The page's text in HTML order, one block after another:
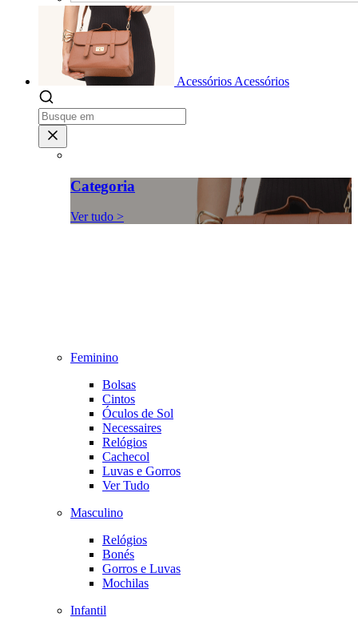
Acessórios Acessórios
Categoria
Ver tudo >
Feminino
Bolsas
Cintos
Óculos de Sol
Necessaires
Relógios
Cachecol
Luvas e Gorros
Ver Tudo
Masculino
Relógios
Bonés
Gorros e Luvas
Mochilas
Infantil